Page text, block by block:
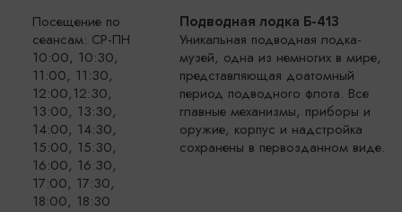
Посещение по
сеансам: СР-ПН
10:00, 10:30,
11:00, 11:30,
12:00,12:30,
13:00, 13:30,
14:00, 14:30,
15:00, 15:30,
16:00, 16:30,
17:00, 17:30,
18:00, 18:30
Подводная лодка Б-413
Уникальная подводная лодка-
музей, одна из немногих в мире,
представляющая доатомный
период подводного флота. Все
главные механизмы, приборы и
оружие, корпус и надстройка
сохранены в первозданном виде.